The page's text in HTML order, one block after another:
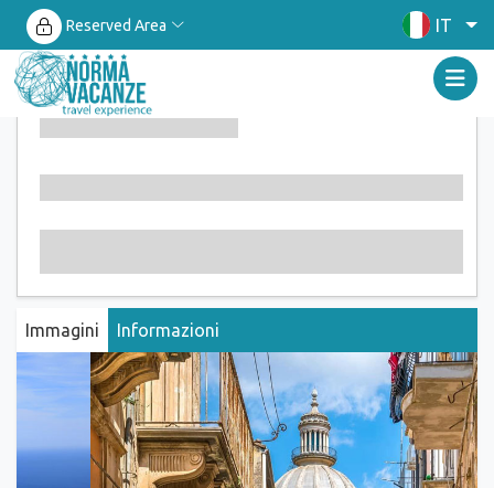
Reserved Area IT
Immagini Informazioni